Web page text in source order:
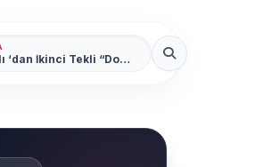
Yonca Samlı ‘dan İkinci Tekli “Donacaksın Sevgilim “ yayımlandı